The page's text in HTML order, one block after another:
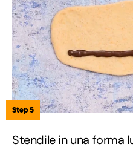
Step 5
Stendile in una forma